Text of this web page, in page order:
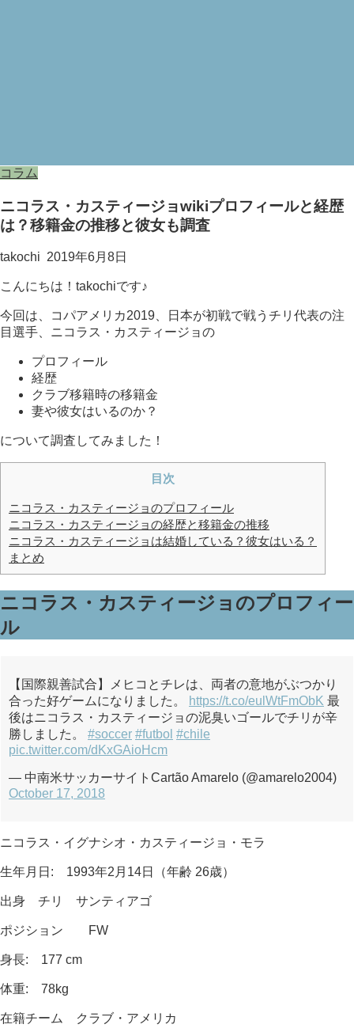
コラム
ニコラス・カスティージョwikiプロフィールと経歴
は？移籍金の推移と彼女も調査
takochi 2019年6月8日
こんにちは！takochiです♪
今回は、コパアメリカ2019、日本が初戦で戦うチリ代表の注
目選手、ニコラス・カスティージョの
プロフィール
経歴
クラブ移籍時の移籍金
妻や彼女はいるのか？
について調査してみました！
目次
ニコラス・カスティージョのプロフィール
ニコラス・カスティージョの経歴と移籍金の推移
ニコラス・カスティージョは結婚している？彼女はいる？
まとめ
ニコラス・カスティージョのプロフィー
ル
【国際親善試合】メヒコとチレは、両者の意地がぶつかり
合った好ゲームになりました。
https://t.co/eulWtFmObK 最
後はニコラス・カスティージョの泥臭いゴールでチリが辛
勝しました。 #soccer #futbol #chile
pic.twitter.com/dKxGAioHcm
— 中南米サッカーサイトCartão Amarelo (@amarelo2004)
October 17, 2018
ニコラス・イグナシオ・カスティージョ・モラ
生年月日: 1993年2月14日（年齢 26歳）
出身 チリ サンティアゴ
ポジション FW
身長: 177 cm
体重: 78kg
在籍チーム クラブ・アメリカ